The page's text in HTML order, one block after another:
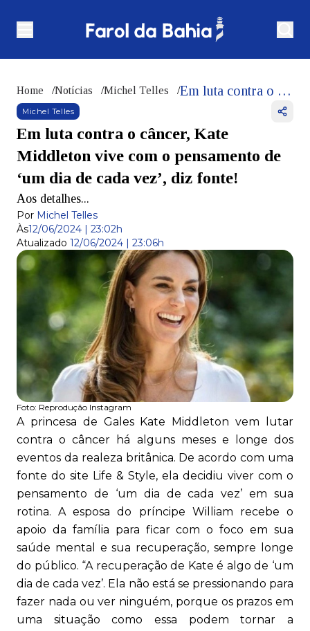
Home /Notícias /Michel Telles / Em luta contra o câncer, Kate Middleton vive com o pensamento de ‘um dia de cada vez’, diz fonte!
Michel Telles
Em luta contra o câncer, Kate
Middleton vive com o pensamento de
‘um dia de cada vez’, diz fonte!
Aos detalhes...
Por Michel Telles
Às12/06/2024 | 23:02h
Atualizado 12/06/2024 | 23:06h
Foto: Reprodução Instagram
A princesa de Gales Kate Middleton vem lutar
contra o câncer há alguns meses e longe dos
eventos da realeza britânica. De acordo com uma
fonte do site Life & Style, ela decidiu viver com o
pensamento de ‘um dia de cada vez’ em sua
rotina. A esposa do príncipe William recebe o
apoio da família para ficar com o foco em sua
saúde mental e sua recuperação, sempre longe
do público. “A recuperação de Kate é algo de ‘um
dia de cada vez’. Ela não está se pressionando para
fazer nada ou ver ninguém, porque os prazos em
uma situação como essa podem tornar a